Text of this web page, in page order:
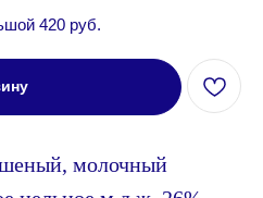
420 руб.
молочный